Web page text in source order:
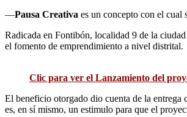
―Pausa Creativa es un concepto con el cual
Radicada en Fontibón, localidad 9 de la
el fomento de emprendimiento a nivel distrital.
Clic para ver el Lanzamiento del
El beneficio otorgado dio cuenta de la entrega
es, en sí mismo, un estimulo para que el